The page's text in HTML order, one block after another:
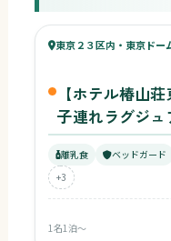
74ベビー
東京２３区内・東京ドー
【ホテル椿山
子連れラグジュ
離乳食 ベッドガード
+3
1名1泊〜
70キッズ